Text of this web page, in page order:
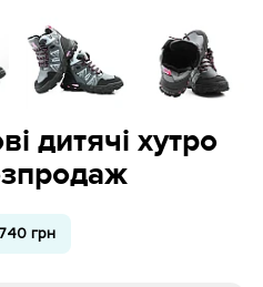
дитячі хутро
740 грн